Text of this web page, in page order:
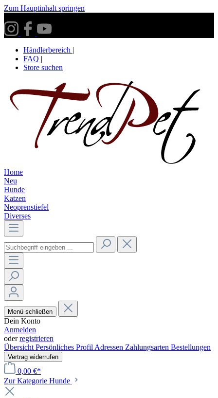
Zum Hauptinhalt springen
Händlerbereich |
FAQ |
Store suchen
Home
Neu
Hunde
Katzen
Neoprenstiefel
Diverses
Menü schließen
Dein Konto
Anmelden
oderregistrieren
Übersicht Persönliches Profil Adressen Zahlungsarten Bestellungen
Vertrag widerrufen
0,00 €*
Zur Kategorie Hunde